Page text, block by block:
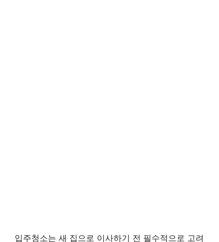
입주청소는 새 집으로 이사하기 전 필수적으로 고려